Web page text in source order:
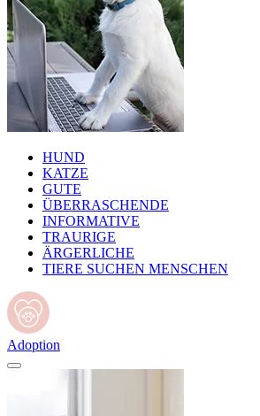
HUND
KATZE
GUTE
ÜBERRASCHENDE
INFORMATIVE
TRAURIGE
ÄRGERLICHE
TIERE SUCHEN MENSCHEN
Adoption